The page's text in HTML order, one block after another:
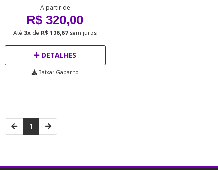
A partir de
R$ 320,00
Até 3x de R$ 106,67 sem juros
DETALHES
Baixar Gabarito
1